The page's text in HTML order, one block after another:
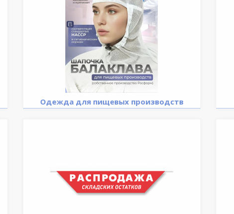
Одежда для пищевых производств